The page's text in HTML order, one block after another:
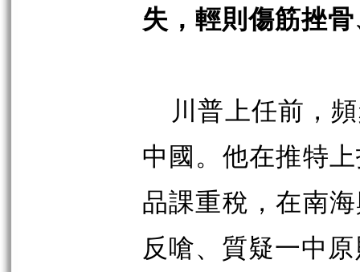
失，輕則傷筋挫
川普上任前，
中國。他在推特
品課重稅，在南
反嗆、質疑一中